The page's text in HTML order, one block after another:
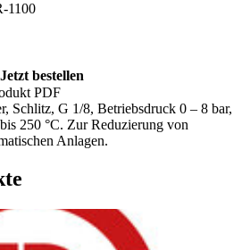
1100
23.90
Jetzt bestellen
PDF
Schlitz, G 1/8, Betriebsdruck 0 – 8 bar,
250 °C. Zur Reduzierung von
Anlagen.